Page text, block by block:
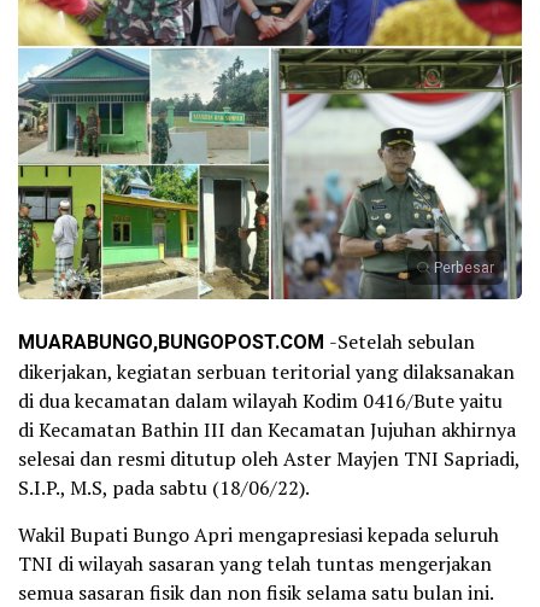
Perbesar
MUARABUNGO,BUNGOPOST.COM -Setelah sebulan
dikerjakan, kegiatan serbuan teritorial yang dilaksanakan
di dua kecamatan dalam wilayah Kodim 0416/Bute yaitu
di Kecamatan Bathin III dan Kecamatan Jujuhan akhirnya
selesai dan resmi ditutup oleh Aster Mayjen TNI Sapriadi,
S.I.P., M.S, pada sabtu (18/06/22).
Wakil Bupati Bungo Apri mengapresiasi kepada seluruh
TNI di wilayah sasaran yang telah tuntas mengerjakan
semua sasaran fisik dan non fisik selama satu bulan ini.